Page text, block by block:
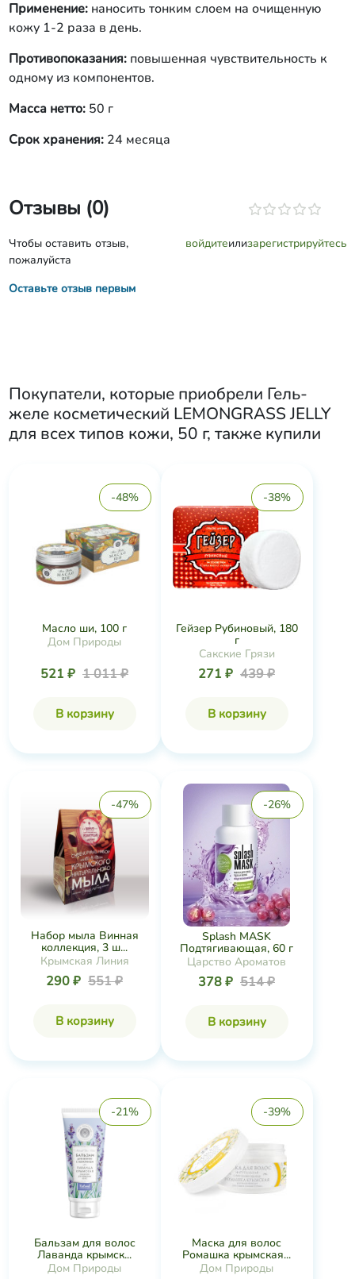
Применение:наносить тонким слоем на очищенную
кожу 1-2 раза в день.
Противопоказания:повышенная чувствительность к
одному из компонентов.
Масса нетто:50 г
Срок хранения:24 месяца
Отзывы (0)
Чтобы оставить отзыв,
пожалуйста
войдитеилизарегистрируйтесь
Оставьте отзыв первым
Покупатели, которые приобрели Гель-
желе косметический LEMONGRASS JELLY
для всех типов кожи, 50 г, также купили
-48%
Масло ши, 100 г
Дом Природы
521 ₽ 1 011 ₽
В корзину
-38%
Гейзер Рубиновый, 180
г
Сакские Грязи
271 ₽ 439 ₽
В корзину
-47%
Набор мыла Винная
коллекция, 3 ш...
Крымская Линия
290 ₽ 551 ₽
В корзину
-26%
Splash MASK
Подтягивающая, 60 г
Царство Ароматов
378 ₽ 514 ₽
В корзину
-21%
Бальзам для волос
Лаванда крымск...
Дом Природы
-39%
Маска для волос
Ромашка крымская...
Дом Природы